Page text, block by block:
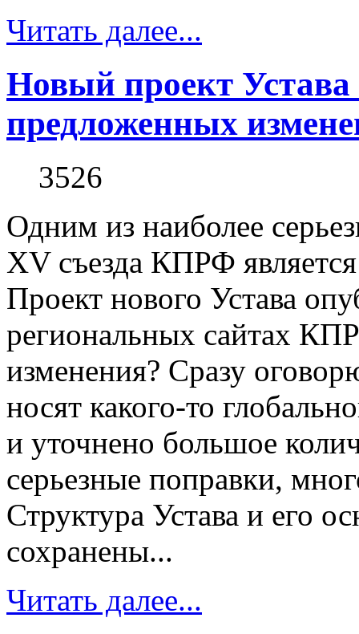
Читать далее...
Новый проект
предложенных
3526
Одним из наиболее
XV съезда КПРФ
Проект нового Устава
региональных сайтах
изменения? Сразу
носят какого-то
и уточнено большое
серьезные поправки,
Структура Устава и его
сохранены...
Читать далее...